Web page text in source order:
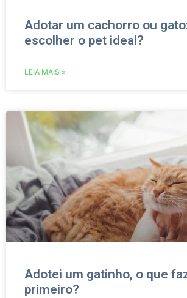
Adotar um cachorro ou
escolher o pet ideal?
LEIA MAIS »
Adotei um gatinho, o que
primeiro?